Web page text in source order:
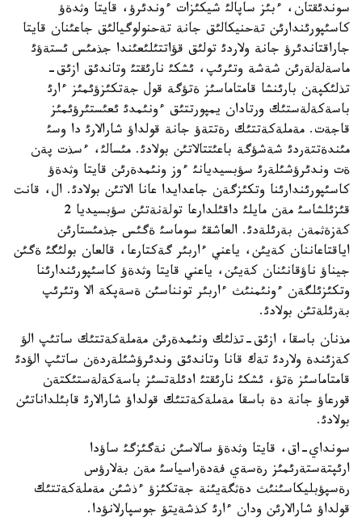
سوندئقتان، ءبئز ساپالئ شيكئزات ءوندئرؤ، قايتا وثدةؤ
كاسئپورئندارئن تةحنيكالئق جانة تةحنولوگيالئق جاعئنان قايتا
جاراقتاندئرؤ جانة ولاردئ تولئق قؤاتتئلئعئندا جذمئس ئستةؤئ
ماسةلةلةرئن شةشة وتئرئپ، ئشكئ نارئقتئ وتاندئق ازئق-
تذلئكپةن بارئنشا قامتاماسئز ةتؤگة قول جةتكئزؤئمئز ءارئ
باسةكةلةستئك ورتادان يمپورتتئق ءونئمدئ ئعئستئرؤئمئز
قاجةت. مةملةكةتتئك رةتتةؤ جانة قولداؤ شارالارئ دا وسئ
مئندةتتةردئ شةشؤگة باعئتتالاتئن بولادئ. مئسالئ، ءسذت پةن
ةت وندئرؤشئلةرئ سؤبسيديانئ ءوز ونئمدةرئن قايتا وثدةؤ
كاسئپورئندارئنا وتكئزگةن جاعدايدا عانا الاتئن بولادئ. ال، قانت
قئزئلشاسئ مةن مايلئ داقئلدارعا تولةنةتئن سؤبسيديا 2
كةزةثمةن بةرئلةدئ. العاشقئ سوماسئ ةگئس جذمئستارئن
اياقتاعاننان كةيئن، ياعني ءاربئر گةكتارعا، قالعان بولئگئ ةگئن
جيناؤ ناؤقانئنان كةيئن، ياعني قايتا وثدةؤ كاسئپورئندارئنا
وتكئزئلگةن ءونئمنئث ءاربئر تونناسئن ةسةپكة الا وتئرئپ
بةرئلةتئن بولادئ.
مذنان باسقا، ازئق-تذلئك ونئمدةرئن مةملةكةتتئك ساتئپ الؤ
كةزئندة ولاردئ تةك قانا وتاندئق وندئرؤشئلةردةن ساتئپ الؤدئ
قامتاماسئز ةتؤ، ئشكئ نارئقتئ ادئلةتسئز باسةكةلةستئكتةن
قورعاؤ جانة دة باسقا مةملةكةتتئك قولداؤ شارالارئ قابئلداناتئن
بولادئ.
سونداي-اق، قايتا وثدةؤ سالاسئن نةگئزگئ ساؤدا
ارئپتةستةرئمئز رةسةي فةدةراسياسئ مةن بةلارؤس
رةسپؤبليكاسئنئث دةثگةيئنة جةتكئزؤ ءذشئن مةملةكةتتئك
قولداؤ شارالارئن ودان ءارئ كذشةيتؤ جوسپارلانؤدا.